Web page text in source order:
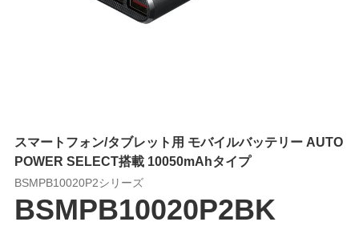
スマートフォン/タブレット用 モバイルバッテリー AUTO
POWER SELECT搭載 10050mAhタイプ
BSMPB10020P2シリーズ
BSMPB10020P2BK